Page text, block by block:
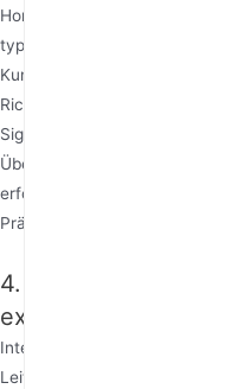
Horizontalabstrahlung an; ihre
typischerweise aus Stäben oder
Kunststoff- oder
Richtantennen wie Panel- oder
Signalenergie in einer
Übertragungsdistanzen. Sie
erfordern höhere
Präzisionsdruckguss- oder
4.
externe Antennen
Interne Antennen verwenden
Leiterplattenantennen, deren